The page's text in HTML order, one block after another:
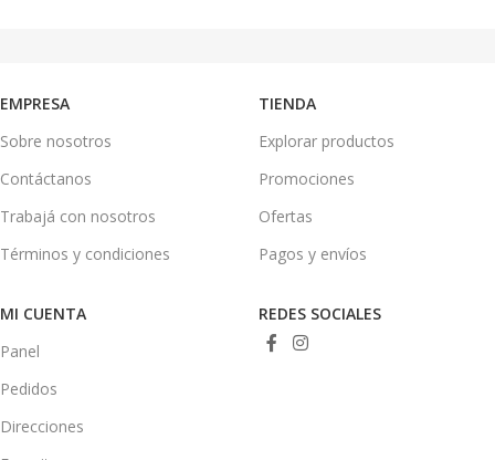
EMPRESA
Sobre nosotros
Contáctanos
Trabajá con nosotros
Términos y condiciones
TIENDA
Explorar productos
Promociones
Ofertas
Pagos y envíos
MI CUENTA
Panel
Pedidos
Direcciones
REDES SOCIALES